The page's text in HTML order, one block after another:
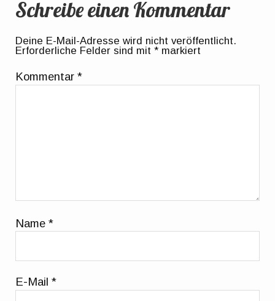
Schreibe einen Kommentar
Deine E-Mail-Adresse wird nicht veröffentlicht.
Erforderliche Felder sind mit* markiert
Kommentar*
Name*
E-Mail*